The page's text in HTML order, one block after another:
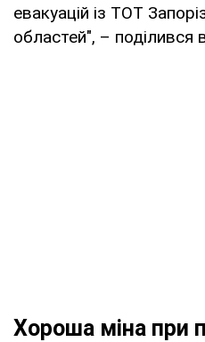
евакуацій із ТОТ
областей", – поділився
Хороша міна при